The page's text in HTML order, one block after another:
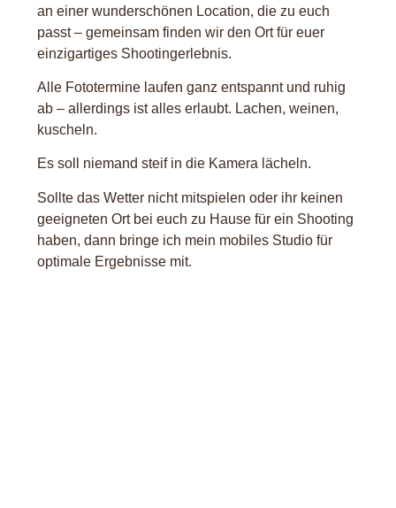
an einer wunderschönen Location, die zu euch
passt – gemeinsam finden wir den Ort für euer
einzigartiges Shootingerlebnis.
Alle Fototermine laufen ganz entspannt und ruhig
ab – allerdings ist alles erlaubt. Lachen, weinen,
kuscheln.
Es soll niemand steif in die Kamera lächeln.
Sollte das Wetter nicht mitspielen oder ihr keinen
geeigneten Ort bei euch zu Hause für ein Shooting
haben, dann bringe ich mein mobiles Studio für
optimale Ergebnisse mit.